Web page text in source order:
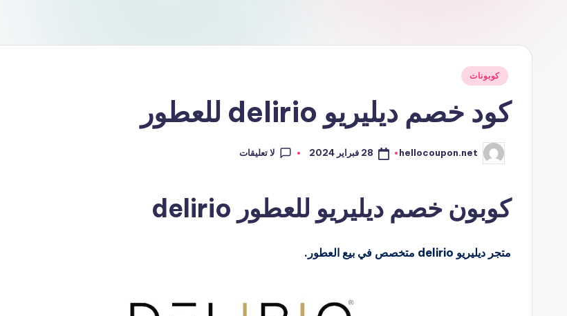
نُشركوبونات
كود خصم ديليريو delirio للعطور
تمّ
النشر
hellocoupon.net 28 فبراير 2024 لا تعليقات
كوبون خصم ديليريو للعطور delirio
متجر ديليريو delirio متخصص في بيع العطور.